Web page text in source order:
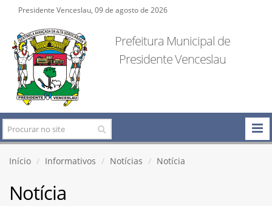
Presidente Venceslau, 09 de agosto de 2026
Prefeitura Municipal de
Presidente Venceslau
Início Informativos Notícias Notícia
Notícia